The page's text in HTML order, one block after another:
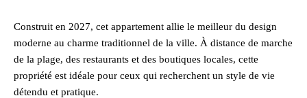
Construit en 2027, cet appartement allie le meilleur du design
moderne au charme traditionnel de la ville. À distance de marche
de la plage, des restaurants et des boutiques locales, cette
propriété est idéale pour ceux qui recherchent un style de vie
détendu et pratique.